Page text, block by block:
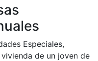
Especiales,
de un joven de